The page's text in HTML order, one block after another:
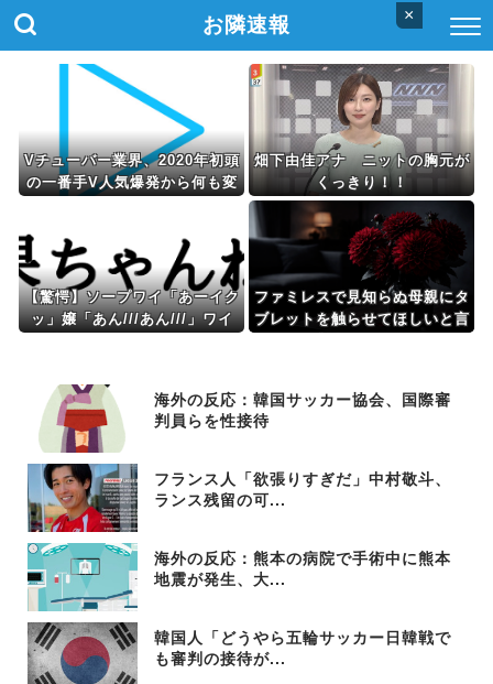
×
お隣速報
Vチューバー業界、2020年初頭
の一番手V人気爆発から何も変
畑下由佳アナ ニットの胸元が
くっきり！！
【驚愕】ソープワイ「あーイク
ッ」嬢「あん///あん///」ワイ
ファミレスで見知らぬ母親にタ
ブレットを触らせてほしいと言
海外の反応：韓国サッカー協会、国際審
判員らを性接待
フランス人「欲張りすぎだ」中村敬斗、
ランス残留の可...
海外の反応：熊本の病院で手術中に熊本
地震が発生、大...
韓国人「どうやら五輪サッカー日韓戦で
も審判の接待が...